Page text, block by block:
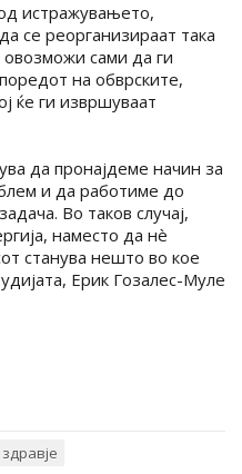
истражувањето,
се реорганизираат така
сами да ги
на обврските,
ќе ги извршуваат
да пронајдеме начин за
и да работиме до
Во таков случај,
наместо да нè
станува нешто во кое
Ерик Гозалес-Муле